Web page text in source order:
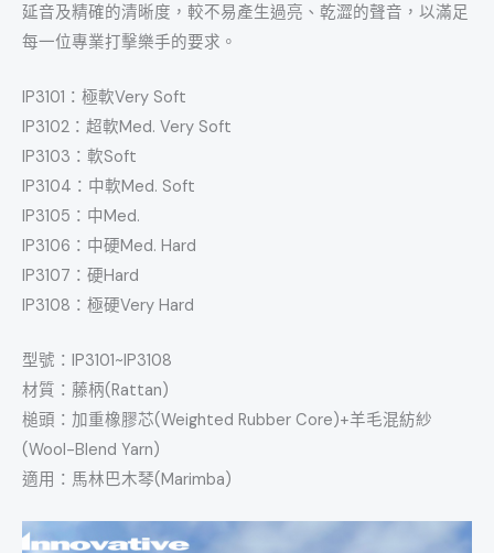
延音及精確的清晰度，較不易產生過亮、乾澀的聲音，以滿足
每一位專業打擊樂手的要求。
IP3101：極軟Very Soft
IP3102：超軟Med. Very Soft
IP3103：軟Soft
IP3104：中軟Med. Soft
IP3105：中Med.
IP3106：中硬Med. Hard
IP3107：硬Hard
IP3108：極硬Very Hard
型號：IP3101~IP3108
材質：藤柄(Rattan)
槌頭：加重橡膠芯(Weighted Rubber Core)+羊毛混紡紗
(Wool-Blend Yarn)
適用：馬林巴木琴(Marimba)